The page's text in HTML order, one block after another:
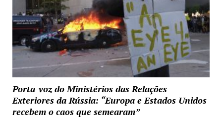
Porta-voz do Ministérios das Relações
Exteriores da Rússia: “Europa e Estados Unidos
recebem o caos que semearam”